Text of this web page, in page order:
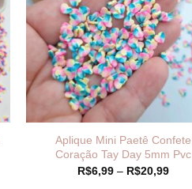
Aplique Mini Paetê Confete
Coração Tay Day 5mm Pvc
R$6,99 – R$20,99Faixa